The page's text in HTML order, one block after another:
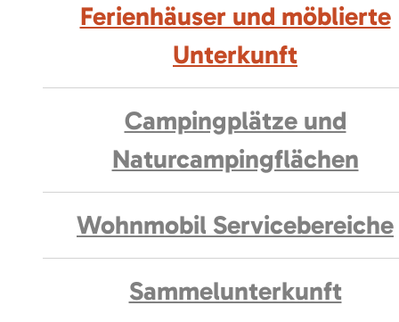
Ferienhäuser und möblierte
Unterkunft
Campingplätze und
Naturcampingflächen
Wohnmobil Servicebereiche
Sammelunterkunft